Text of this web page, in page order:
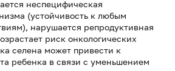
неспецифическая
(устойчивость к любым
нарушается репродуктивная
риск онкологических
селена может привести к
ребенка в связи с уменьшением